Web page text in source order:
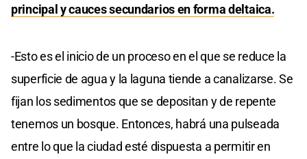
principal y cauces secundarios en forma deltaica.
-Esto es el inicio de un proceso en el que se reduce la
superficie de agua y la laguna tiende a canalizarse. Se
fijan los sedimentos que se depositan y de repente
tenemos un bosque. Entonces, habrá una pulseada
entre lo que la ciudad esté dispuesta a permitir en